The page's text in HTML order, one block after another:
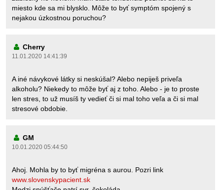
miesto kde sa mi blysklo. Môže to byť symptóm spojený s
nejakou úzkostnou poruchou?
Cherry
11.01.2020 14:41:39
A iné návykové látky si neskúšal? Alebo nepiješ priveľa
alkoholu? Niekedy to môže byť aj z toho. Alebo - je to proste
len stres, to už musíš ty vedieť či si mal toho veľa a či si mal
stresové obdobie.
GM
10.01.2020 05:44:50
Ahoj. Mohla by to byť migréna s aurou. Pozri link
www.slovenskypacient.sk